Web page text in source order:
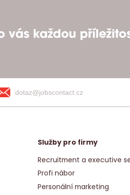
dotaz@jobscontact.cz
Služby pro firmy
Recruitment a executive
Profi nábor
Personální marketing